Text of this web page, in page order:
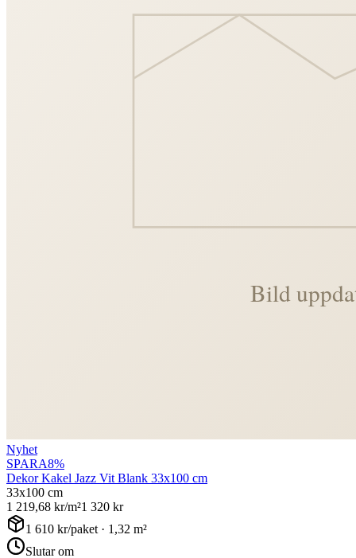
Nyhet
SPARA8%
Dekor Kakel Jazz Vit Blank 33x100 cm
33x100 cm
1 219,68 kr/m²1 320 kr
1 610 kr/paket · 1,32 m²
Slutar om